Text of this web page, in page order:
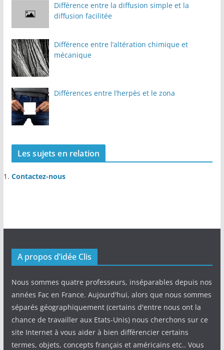
Différence entre la diffusion simple et la
diffusion facilitée
Différence entre l’altération chimique et
mécanique
Différences entre l’herpès et le zona
Les sujets en relation
Contactez-nous
A propos d’idée Clis
Nous sommes quatre professeurs, inséparables depuis nos
années Fac en France. Aujourd'hui, alors que nous sommes
séparés géographiquement (certains d'entre nous ont la
chance de travailler aux Etats-Unis) nous cherchons sur ce
site Internet à vous aider à bien différencier certains
termes, objets, concepts français et américains etc.. Vous